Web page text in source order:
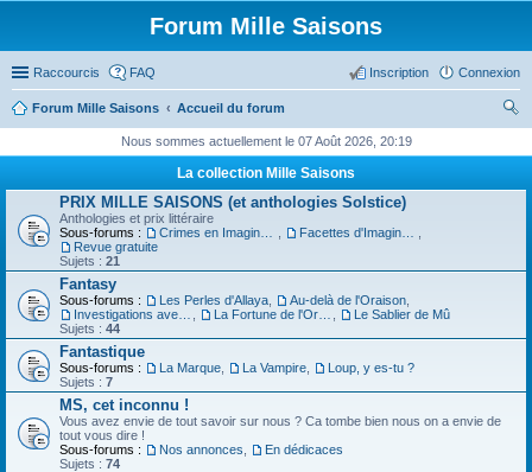
Forum Mille Saisons
Raccourcis FAQ Connexion
Inscription
Forum Mille Saisons
Accueil du forum
ch
Nous sommes actuellement le 07 Août 2026, 20:19
La collection Mille Saisons
PRIX MILLE SAISONS (et anthologies Solstice)
Anthologies et prix littéraire
Sous-forums :
Revue gratuite
Sujets : 21
Fantasy
Sous-forums : Les Perles d'Allaya Au-delà de l'Oraison
Le Sablier de Mû
Sujets : 44
Fantastique
Sous-forums : La Marque La Vampire
Loup, y es-tu ?
Sujets : 7
MS, cet inconnu !
Vous avez envie de tout savoir sur nous ? Ca tombe bien nous on a envie de
tout vous dire !
Sous-forums :
Nos annonces
En dédicaces
Sujets : 74